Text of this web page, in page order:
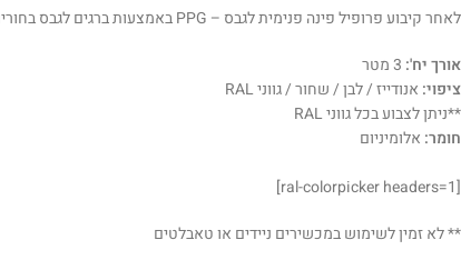
לאחר קיבוע פרופיל פינה פנימית לגבס – PPG באמצעות ברגים לגבס בחורים המנוקבים, יבוצע שפכטל ולאחריו צבע.
אורך יח':
ציפוי: אנודייז / לבן / שחור / גווני RAL
**ניתן לצבוע בכל גווני RAL
חומר: אלומיניום
[ral-colorpicker headers=1]
** לא זמין לשימוש במכשירים ניידים או טאבלטים